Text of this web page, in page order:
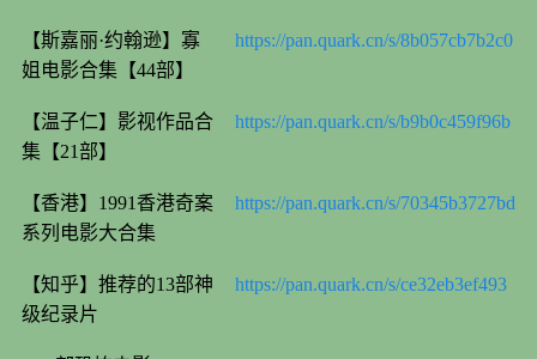
【斯嘉丽·约翰逊】寡
姐电影合集【44部】
https://pan.quark.cn/s/8b057cb7b2c0
【温子仁】影视作品合
集【21部】
https://pan.quark.cn/s/b9b0c459f96b
【香港】1991香港奇案
系列电影大合集
https://pan.quark.cn/s/70345b3727bd
【知乎】推荐的13部神
级纪录片
https://pan.quark.cn/s/ce32eb3ef493